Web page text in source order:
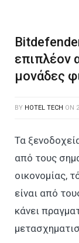
επιπλέον
μονάδες
BY HOTEL TECH ON
Τα
από τους
οικονομίας,
είναι από
κάνει